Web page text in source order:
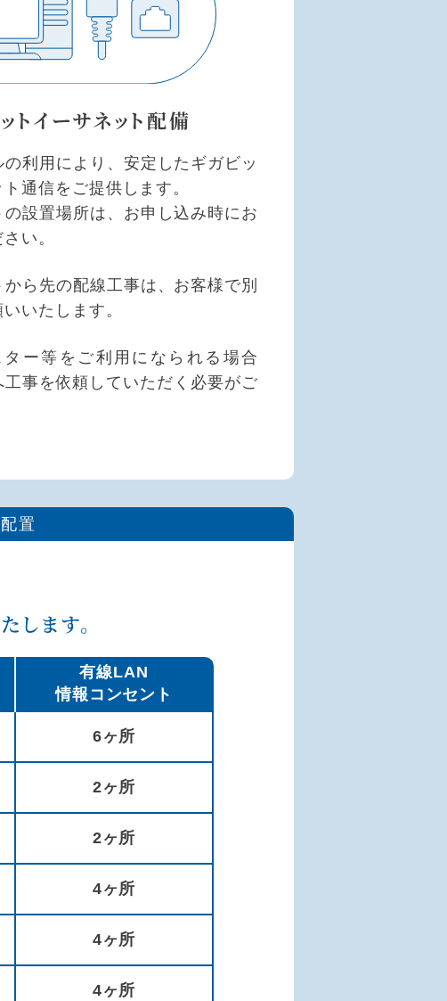
トイーサネット配備
の利用により、安定したギガビッ
通信をご提供します。
の設置場所は、お申し込み時にお
い。
ら先の配線工事は、お客様で別
いたします。
ー等をご利用になられる場合
事を依頼していただく必要がご
置
します。
有線LAN
情報コンセント
6ヶ所
2ヶ所
2ヶ所
4ヶ所
4ヶ所
4ヶ所